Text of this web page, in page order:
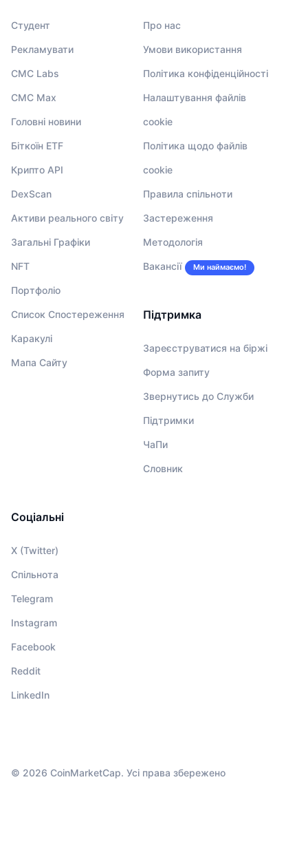
Студент
Рекламувати
CMC Labs
CMC Max
Головні новини
Біткоїн ETF
Крипто API
DexScan
Активи реального світу
Загальні Графіки
NFT
Портфоліо
Список Спостереження
Каракулі
Мапа Сайту
Про нас
Умови використання
Політика конфіденційності
Налаштування файлів
cookie
Політика щодо файлів
cookie
Правила спільноти
Застереження
Методологія
Вакансії Ми наймаємо!
Підтримка
Зареєструватися на біржі
Форма запиту
Звернутись до Служби
Підтримки
ЧаПи
Словник
Соціальні
X (Twitter)
Спільнота
Telegram
Instagram
Facebook
Reddit
LinkedIn
© 2026 CoinMarketCap. Усі права збережено